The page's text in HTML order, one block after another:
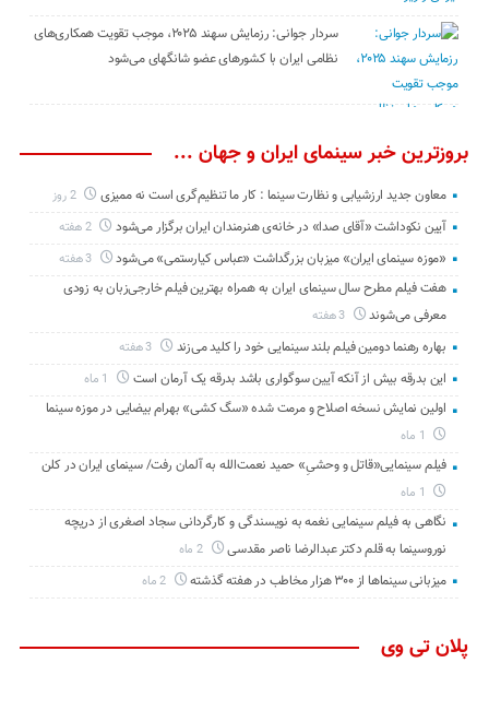
سردار جوانی: رزمایش سهند ۲۰۲۵، موجب تقویت همکاری‌های
نظامی ایران با کشور‌های عضو شانگهای می‌شود
بروزترین خبر سینمای ایران و جهان ...
معاون جدید ارزشیابی و نظارت سینما : کار ما تنظیم‌گری است نه ممیزی 2 روز
آیین نکوداشت «آقای صدا» در خانه‌ی هنرمندان ایران برگزار می‌شود 2 هفته
«موزه سینمای ایران» میزبان بزرگداشت «عباس کیارستمی» می‌شود 3 هفته
هفت فیلم مطرح سال سینمای ایران به همراه بهترین فیلم خارجی‌زبان به زودی
معرفی می‌شوند
3 هفته
بهاره رهنما دومین فیلم بلند سینمایی خود را کلید می‌زند
این بدرقه بیش از آنکه آیین سوگواری باشد بدرقه یک آرمان است
اولین نمایش نسخه اصلاح و مرمت شده «سگ کشی» بهرام بیضایی در موزه سینما
فیلم سینمایی«قاتل و وحشیِ» حمید نعمت‌الله به آلمان رفت/ سینمای ایران در کلن
نگاهی به فیلم سینمایی نغمه به نویسندگی و کارگردانی سجاد اصغری از دریچه
نوروسینما به قلم دکتر عبدالرضا ناصر مقدسی
2 ماه
میزبانی سینماها از ۳۰۰ هزار مخاطب در هفته گذشته 2 ماه
پلان تی وی